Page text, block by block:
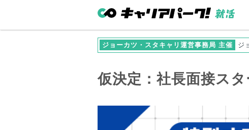
ジョーカツ・スタキャリ運営事務局 主催 ジ
仮決定：社長面接ス